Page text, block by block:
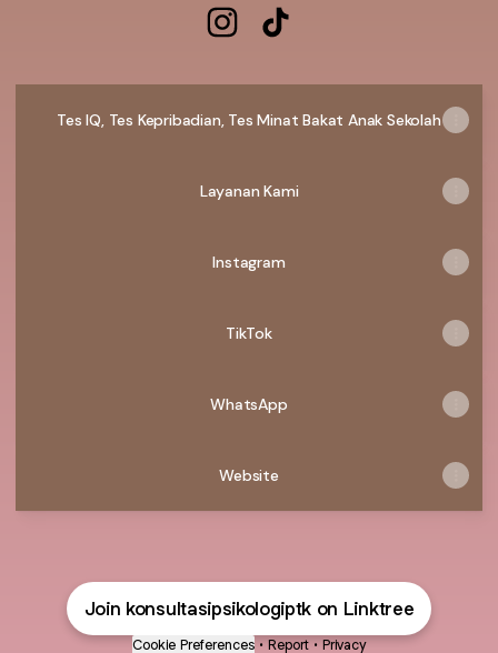
Tes IQ, Tes Kepribadian, Tes Minat Bakat Anak Sekolah
Layanan Kami
Instagram
TikTok
WhatsApp
Website
Join konsultasipsikologiptk on Linktree
Cookie Preferences • Report • Privacy